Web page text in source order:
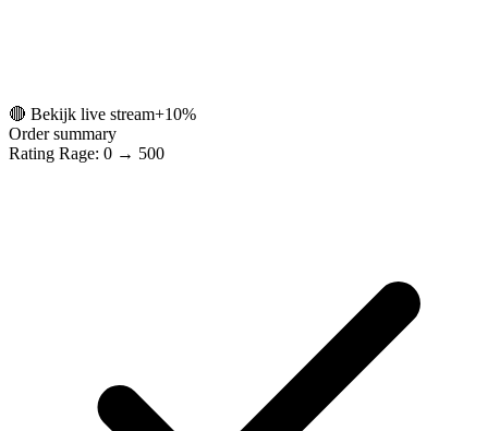
🔴 Bekijk live stream+10%
Order summary
Rating Rage: 0 → 500